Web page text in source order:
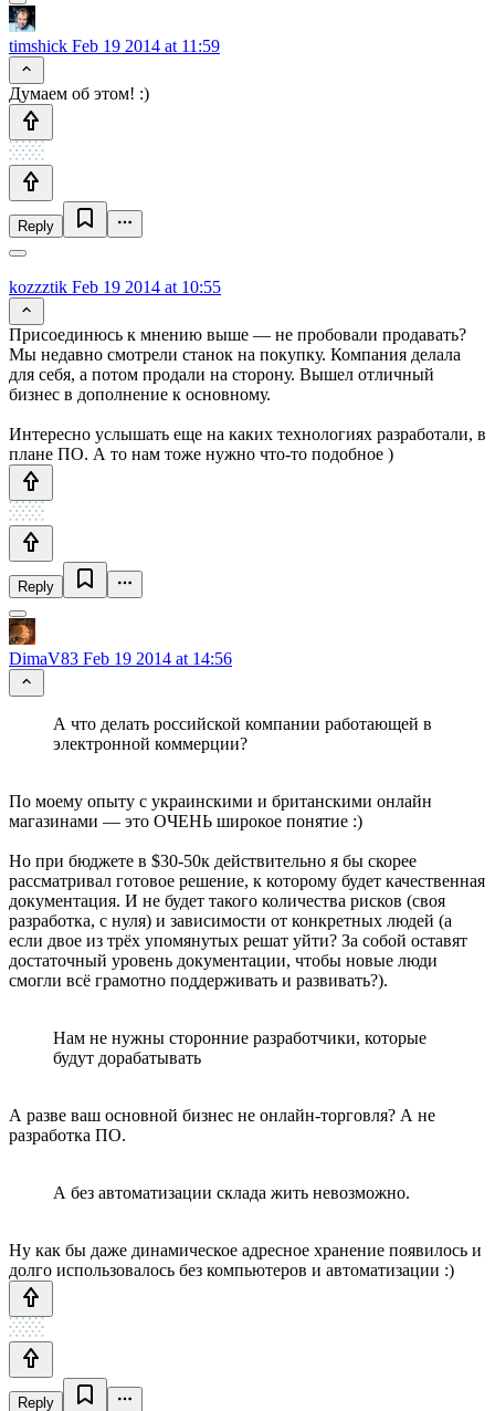
timshick Feb 19 2014 at 11:59
Думаем об этом! :)
Reply
kozzztik Feb 19 2014 at 10:55
Присоединюсь к мнению выше — не пробовали продавать?
Мы недавно смотрели станок на покупку. Компания делала
для себя, а потом продали на сторону. Вышел отличный
бизнес в дополнение к основному.
Интересно услышать еще на каких технологиях разработали, в
плане ПО. А то нам тоже нужно что-то подобное )
Reply
DimaV83 Feb 19 2014 at 14:56
А что делать российской компании работающей в
электронной коммерции?
По моему опыту с украинскими и британскими онлайн
магазинами — это ОЧЕНЬ широкое понятие :)
Но при бюджете в $30-50к действительно я бы скорее
рассматривал готовое решение, к которому будет качественная
документация. И не будет такого количества рисков (своя
разработка, с нуля) и зависимости от конкретных людей (а
если двое из трёх упомянутых решат уйти? За собой оставят
достаточный уровень документации, чтобы новые люди
смогли всё грамотно поддерживать и развивать?).
Нам не нужны сторонние разработчики, которые
будут дорабатывать
А разве ваш основной бизнес не онлайн-торговля? А не
разработка ПО.
А без автоматизации склада жить невозможно.
Ну как бы даже динамическое адресное хранение появилось и
долго использовалось без компьютеров и автоматизации :)
Reply